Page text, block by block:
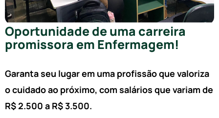
Oportunidade de uma carreira
promissora em Enfermagem!
Garanta seu lugar em uma profissão que valoriza
o cuidado ao próximo, com salários que variam de
R$ 2.500 a R$ 3.500.